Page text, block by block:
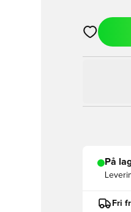
Åbner en
På
Fri